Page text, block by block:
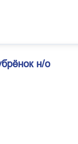
н/о